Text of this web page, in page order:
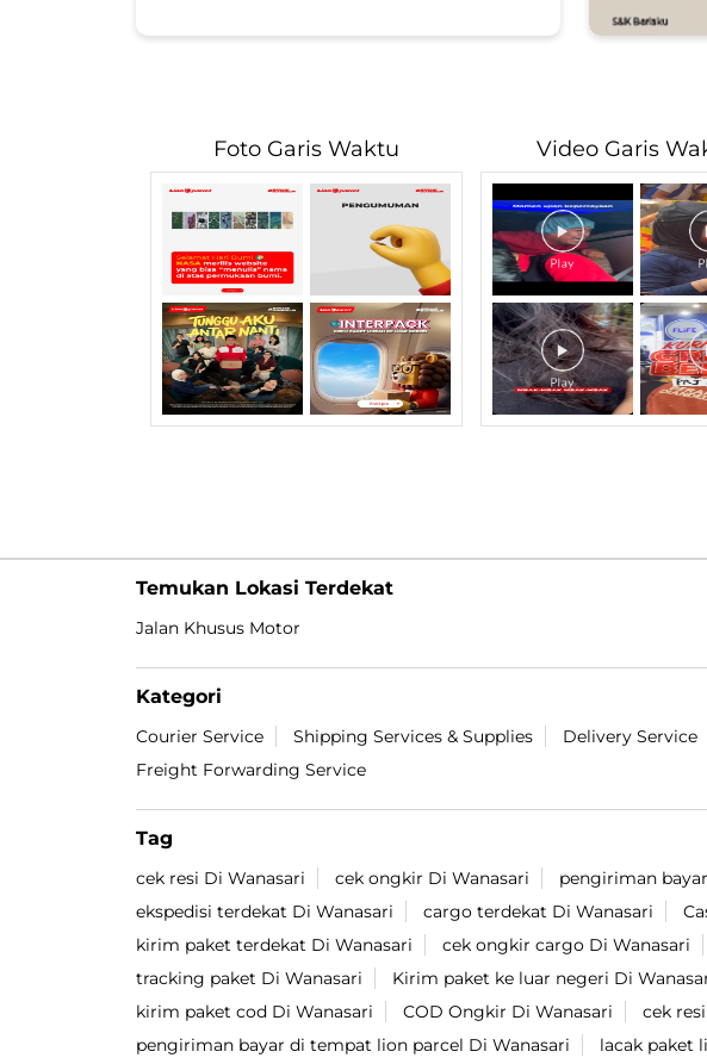
Foto Garis Waktu Video Garis
Temukan Lokasi Terdekat
Jalan Khusus Motor
Kategori
Courier Service Shipping Services & Supplies Delivery Service
Freight Forwarding Service
Tag
cek resi Di Wanasari cek ongkir Di Wanasari pengiriman
ekspedisi terdekat Di Wanasari
cargo terdekat Di Wanasari
kirim paket terdekat Di Wanasari
cek ongkir cargo Di Wanasari
tracking paket Di Wanasari
Kirim paket ke luar negeri Di
kirim paket cod Di Wanasari
COD Ongkir Di Wanasari cek
pengiriman bayar di tempat lion parcel Di Wanasari
lacak paket